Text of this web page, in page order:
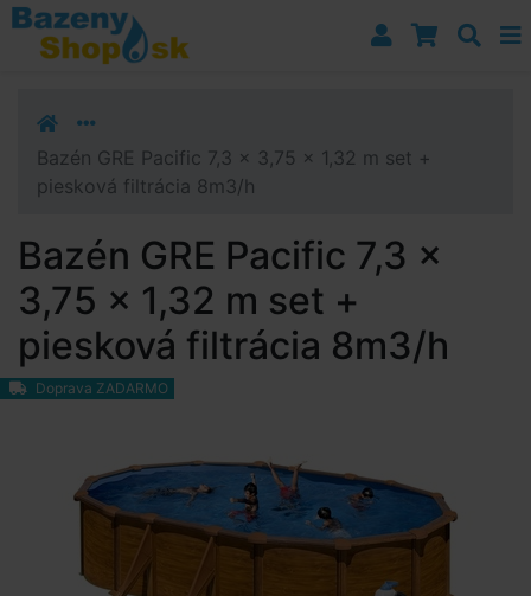
Prejsť k navigácii
Prejsť na obsah
Prejsť k bočnému stĺpci
Bazén GRE Pacific 7,3 x 3,75 x 1,32 m set +
piesková filtrácia 8m3/h
Bazén GRE Pacific 7,3 x
3,75 x 1,32 m set +
piesková filtrácia 8m3/h
Doprava ZADARMO